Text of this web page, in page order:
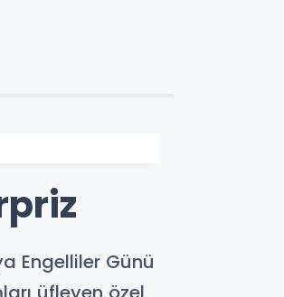
Engelliler Günü